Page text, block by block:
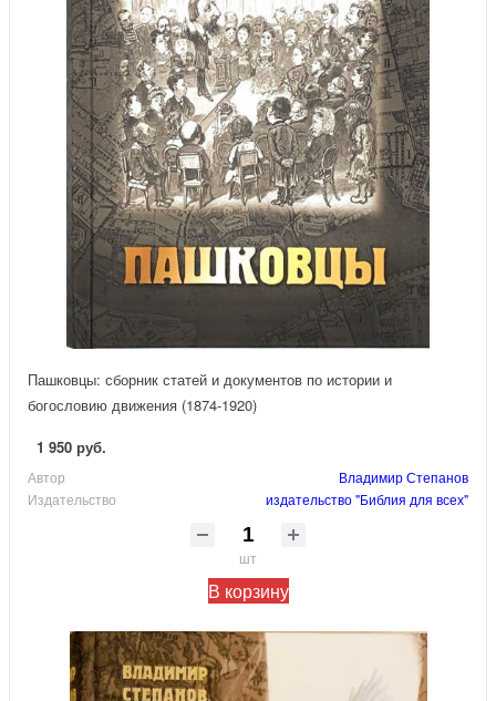
Пашковцы: сборник статей и документов по истории и
богословию движения (1874-1920)
1 950 руб.
Автор
Владимир Степанов
Издательство
издательство "Библия для всех"
шт
В корзину